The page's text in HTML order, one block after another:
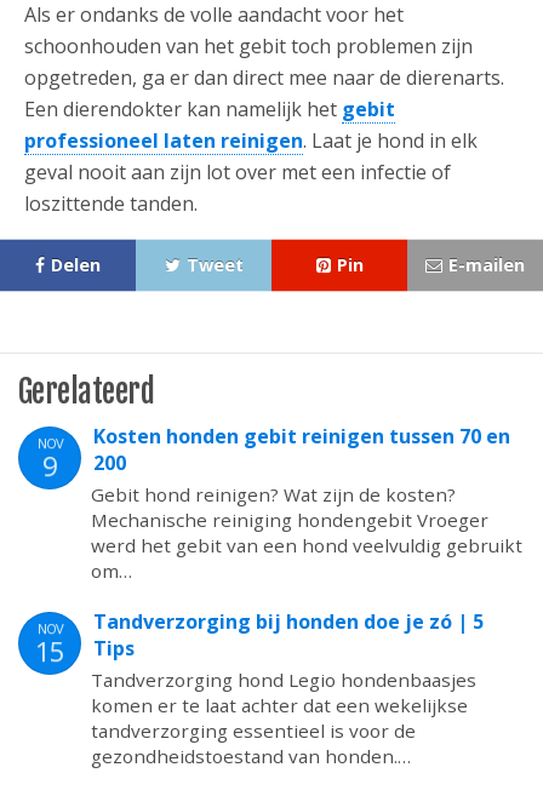
Als er ondanks de volle aandacht voor het
schoonhouden van het gebit toch problemen zijn
opgetreden, ga er dan direct mee naar de dierenarts.
Een dierendokter kan namelijk het gebit
professioneel laten reinigen. Laat je hond in elk
geval nooit aan zijn lot over met een infectie of
loszittende tanden.
Delen Tweet Pin E-mailen
Gerelateerd
NOV
9
Kosten honden gebit reinigen tussen 70 en
200
Gebit hond reinigen? Wat zijn de kosten?
Mechanische reiniging hondengebit Vroeger
werd het gebit van een hond veelvuldig gebruikt
om…
NOV
15
Tandverzorging bij honden doe je zó | 5
Tips
Tandverzorging hond Legio hondenbaasjes
komen er te laat achter dat een wekelijkse
tandverzorging essentieel is voor de
gezondheidstoestand van honden.…